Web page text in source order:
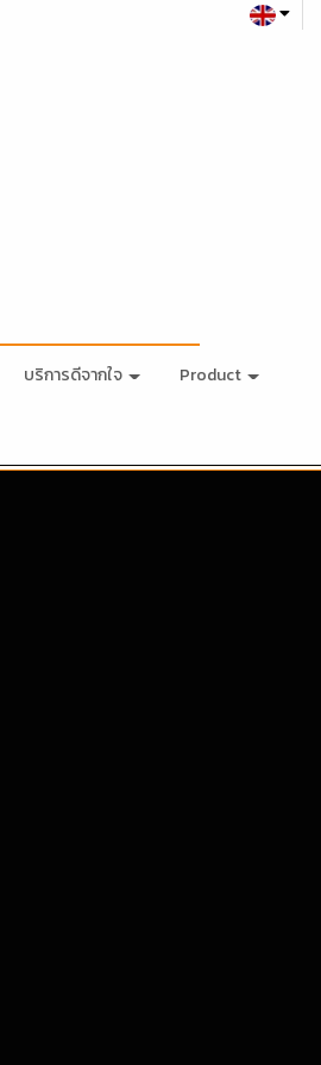
บริการดีจากใจ Product